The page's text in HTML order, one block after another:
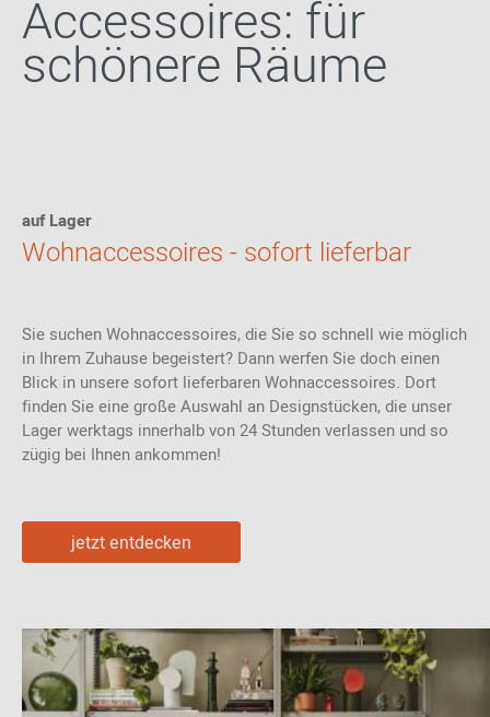
Accessoires: für
schönere Räume
auf Lager
Wohnaccessoires - sofort lieferbar
Sie suchen Wohnaccessoires, die Sie so schnell wie möglich
in Ihrem Zuhause begeistert? Dann werfen Sie doch einen
Blick in unsere sofort lieferbaren Wohnaccessoires. Dort
finden Sie eine große Auswahl an Designstücken, die unser
Lager werktags innerhalb von 24 Stunden verlassen und so
zügig bei Ihnen ankommen!
jetzt entdecken